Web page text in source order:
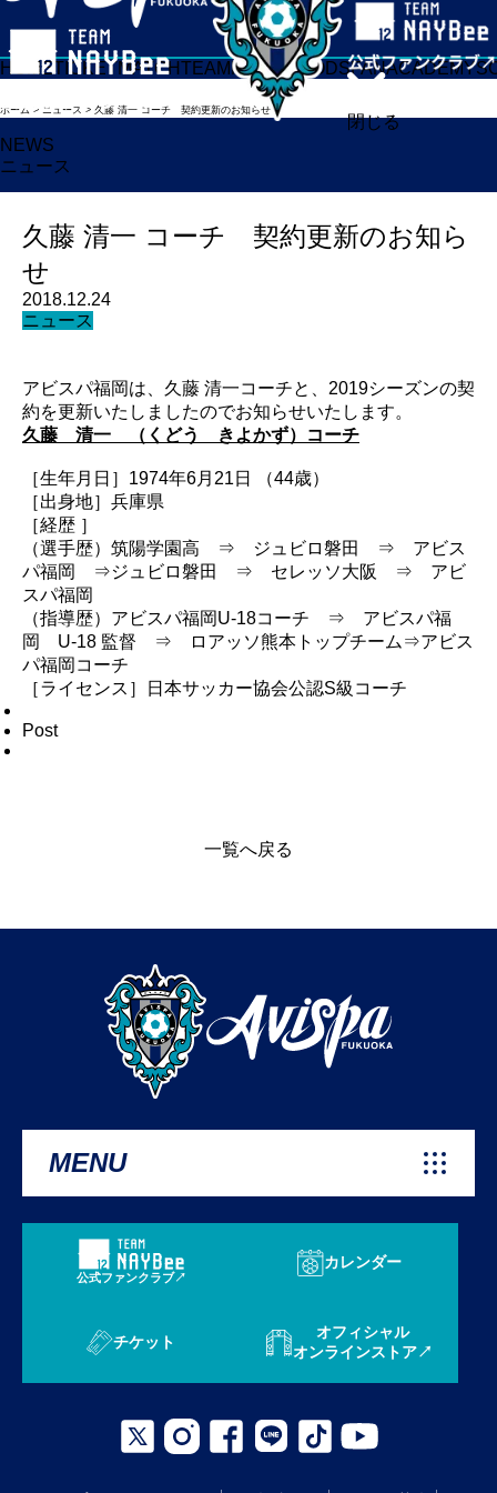
閉じる
HOMETICKETMATCHTEAMNEWSGOODSFANACADEMY
ホーム > ニュース > 久藤 清一 コーチ 契約更新のお知らせ
NEWS
ニュース
久藤 清一 コーチ 契約更新のお知ら
せ
2018.12.24
ニュース
アビスパ福岡は、久藤 清一コーチと、2019シーズンの契
約を更新いたしましたのでお知らせいたします。
久藤 清一 （くどう きよかず）コーチ
［生年月日］1974年6月21日 （44歳）
［出身地］兵庫県
［経歴 ］
（選手歴）筑陽学園高 ⇒ ジュビロ磐田 ⇒ アビス
パ福岡 ⇒ジュビロ磐田 ⇒ セレッソ大阪 ⇒ アビ
スパ福岡
（指導歴）アビスパ福岡U-18コーチ ⇒ アビスパ福
岡 U-18 監督 ⇒ ロアッソ熊本トップチーム⇒アビス
パ福岡コーチ
［ライセンス］日本サッカー協会公認S級コーチ
Post
一覧へ戻る
MENU
公式ファンクラブ
カレンダー
チケット
オフィシャル
オンラインストア